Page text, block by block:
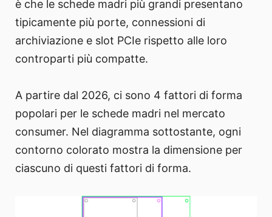
è che le schede madri più grandi presentano
tipicamente più porte, connessioni di
archiviazione e slot PCIe rispetto alle loro
controparti più compatte.
A partire dal 2026, ci sono 4 fattori di forma
popolari per le schede madri nel mercato
consumer. Nel diagramma sottostante, ogni
contorno colorato mostra la dimensione per
ciascuno di questi fattori di forma.